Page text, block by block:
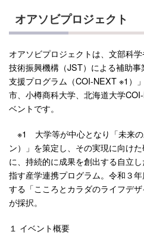
オアソビプロジェクト
オアソビプロジェクトは、文部科
技術振興機構（JST）による補助
支援プログラム（COI-NEXT ※1）
市、小樽商科大学、北海道大学
ベントです。
※1 大学等が中心となり「未来の
ン）」を策定し、その実現に向け
に、持続的に成果を創出する自立
指す産学連携プログラム。令和３
する「こころとカラダのライフデ
が採択。
１ イベント概要